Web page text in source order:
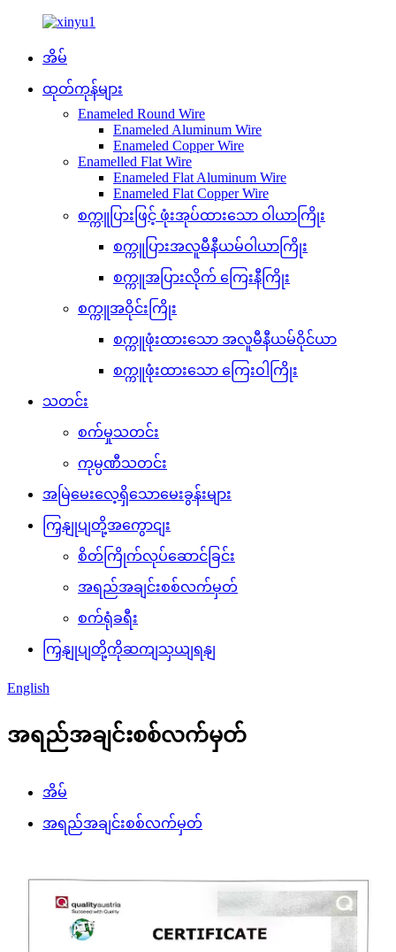
အိမ်
ထုတ်ကုန်များ
Enameled Round Wire
Enameled Aluminum Wire
Enameled Copper Wire
Enamelled Flat Wire
Enameled Flat Aluminum Wire
Enameled Flat Copper Wire
စက္ကူပြားဖြင့် ဖုံးအုပ်ထားသော ဝါယာကြိုး
စက္ကူပြားအလူမီနီယမ်ဝါယာကြိုး
စက္ကူအပြားလိုက် ကြေးနီကြိုး
စက္ကူအဝိုင်းကြိုး
စက္ကူဖုံးထားသော အလူမီနီယမ်ဝိုင်ယာ
စက္ကူဖုံးထားသော ကြေးဝါကြိုး
သတင်း
စက်မှုသတင်း
ကုမ္ပဏီသတင်း
အမြဲမေးလေ့ရှိသောမေးခွန်းများ
ကြှနျုပျတို့အကွောငျး
စိတ်ကြိုက်လုပ်ဆောင်ခြင်း
အရည်အချင်းစစ်လက်မှတ်
စက်ရုံခရီး
ကြှနျုပျတို့ကိုဆကျသှယျရနျ
English
အရည်အချင်းစစ်လက်မှတ်
အိမ်
အရည်အချင်းစစ်လက်မှတ်